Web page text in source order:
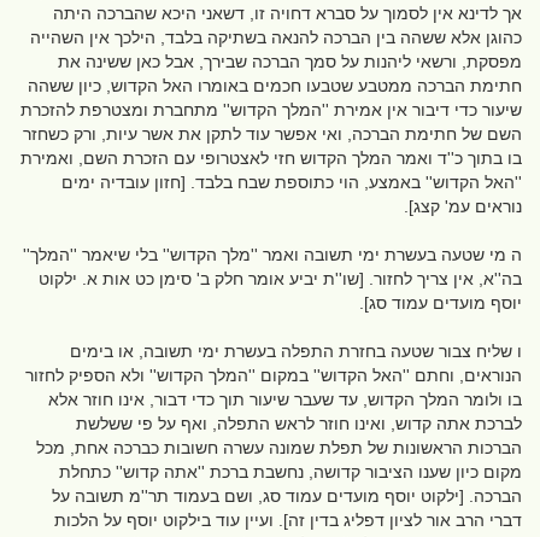
אך לדינא אין לסמוך על סברא דחויה זו, דשאני היכא שהברכה היתה
כהוגן אלא ששהה בין הברכה להנאה בשתיקה בלבד, הילכך אין השהייה
מפסקת, ורשאי ליהנות על סמך הברכה שבירך, אבל כאן ששינה את
חתימת הברכה ממטבע שטבעו חכמים באומרו האל הקדוש, כיון ששהה
שיעור כדי דיבור אין אמירת ''המלך הקדוש'' מתחברת ומצטרפת להזכרת
השם של חתימת הברכה, ואי אפשר עוד לתקן את אשר עיות, ורק כשחזר
בו בתוך כ''ד ואמר המלך הקדוש חזי לאצטרופי עם הזכרת השם, ואמירת
''האל הקדוש'' באמצע, הוי כתוספת שבח בלבד. [חזון עובדיה ימים
נוראים עמ' קצג].
ה מי שטעה בעשרת ימי תשובה ואמר ''מלך הקדוש'' בלי שיאמר ''המלך''
בה''א, אין צריך לחזור. [שו''ת יביע אומר חלק ב' סימן כט אות א. ילקוט
יוסף מועדים עמוד סג].
ו שליח צבור שטעה בחזרת התפלה בעשרת ימי תשובה, או בימים
הנוראים, וחתם ''האל הקדוש'' במקום ''המלך הקדוש'' ולא הספיק לחזור
בו ולומר המלך הקדוש, עד שעבר שיעור תוך כדי דבור, אינו חוזר אלא
לברכת אתה קדוש, ואינו חוזר לראש התפלה, ואף על פי ששלשת
הברכות הראשונות של תפלת שמונה עשרה חשובות כברכה אחת, מכל
מקום כיון שענו הציבור קדושה, נחשבת ברכת ''אתה קדוש'' כתחלת
הברכה. [ילקוט יוסף מועדים עמוד סג, ושם בעמוד תר''מ תשובה על
דברי הרב אור לציון דפליג בדין זה]. ועיין עוד בילקוט יוסף על הלכות